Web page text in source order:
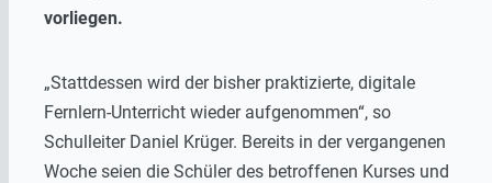
vorliegen.
„Stattdessen wird der bisher praktizierte, digitale
Fernlern-Unterricht wieder aufgenommen“, so
Schulleiter Daniel Krüger. Bereits in der vergangenen
Woche seien die Schüler des betroffenen Kurses und